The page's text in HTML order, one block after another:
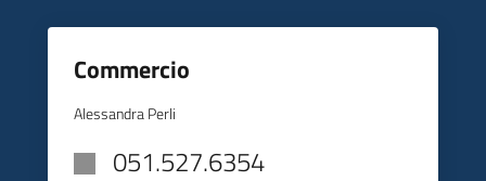
Commercio
Alessandra Perli
051.527.6354